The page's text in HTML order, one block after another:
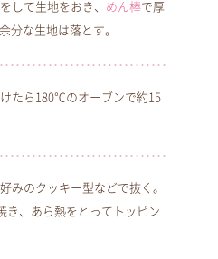
をして生地をおき、 めん棒で厚
分な生地は落とす。
たら180℃のオーブンで約15
みのクッキー型などで抜く。
き、あら熱をとってトッピン